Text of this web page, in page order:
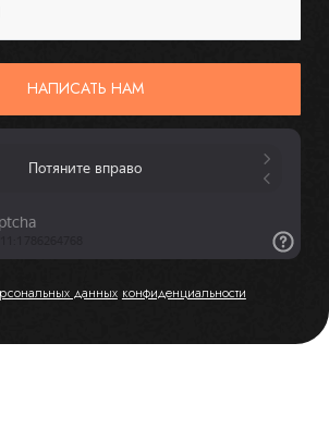
НАПИСАТЬ НАМ
данных конфиденциальности